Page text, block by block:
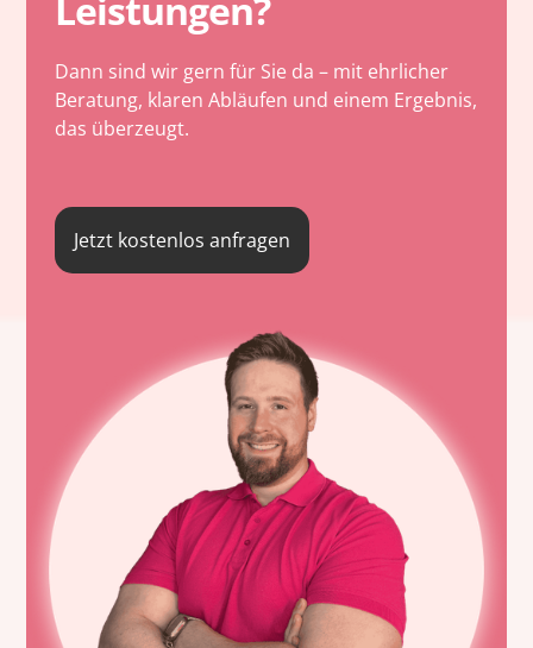
Dann sind wir gern für Sie da – mit ehrlicher
Beratung, klaren Abläufen und einem Ergebnis,
das überzeugt.
Jetzt kostenlos anfragen